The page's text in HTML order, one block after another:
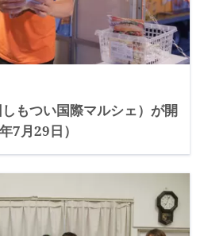
もつい国際マルシェ）が開
7月29日）